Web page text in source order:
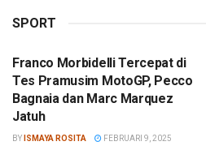
SPORT
Franco Morbidelli Tercepat di
Tes Pramusim MotoGP, Pecco
Bagnaia dan Marc Marquez
Jatuh
BY ISMAYA ROSITA FEBRUARI 9, 2025